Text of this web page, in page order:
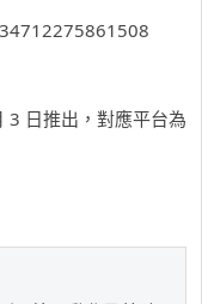
3 日推出，對應平台為